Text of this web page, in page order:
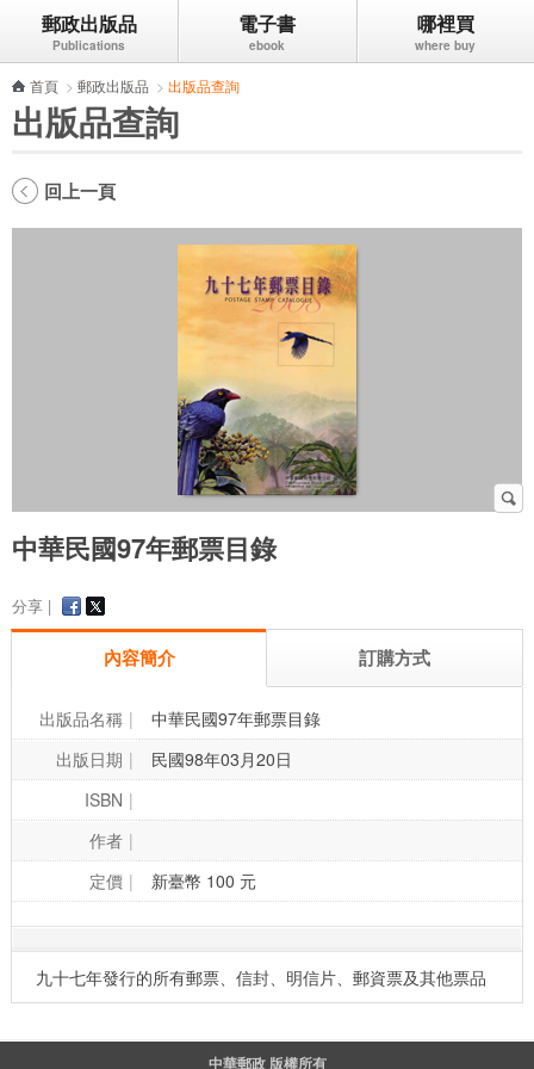
跳到主要內容區塊
郵政出版品 電子書 哪裡買
首頁 > 郵政出版品 > 出版品查詢
出版品查詢
回上一頁
中華民國97年郵票目錄
分享 |
內容簡介 訂購方式
出版品名稱
中華民國97年郵票目錄
出版日期
民國98年03月20日
ISBN
作者
定價
新臺幣 100 元
九十七年發行的所有郵票、信封、明信片、郵資票及其他票品
中華郵政 版權所有